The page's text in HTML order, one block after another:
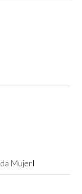
MujerI